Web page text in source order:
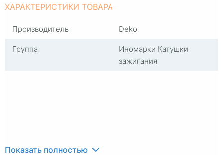
ХАРАКТЕРИСТИКИ ТОВАРА
Производитель
Deko
Группа
Иномарки Катушки
зажигания
Показать полностью